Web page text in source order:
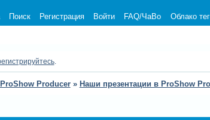
Поиск Регистрация Войти FAQ/ЧаВо Облако
.
Producer » Наши презентации в ProShow